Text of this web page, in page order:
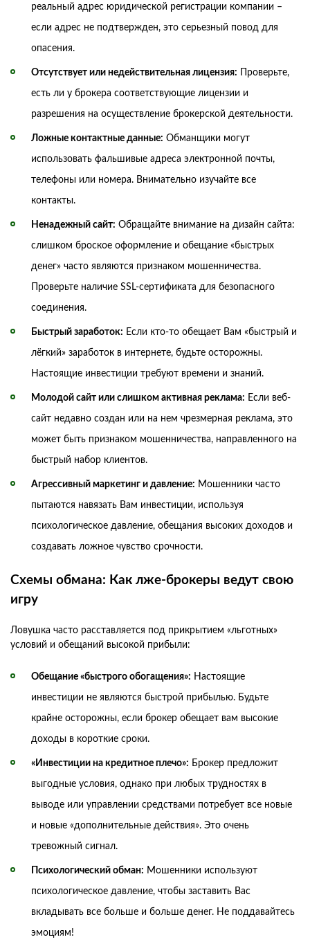
реальный адрес юридической регистрации компании –
если адрес не подтвержден, это серьезный повод для
опасения.
Отсутствует или недействительная лицензия: Проверьте,
есть ли у брокера соответствующие лицензии и
разрешения на осуществление брокерской деятельности.
Ложные контактные данные: Обманщики могут
использовать фальшивые адреса электронной почты,
телефоны или номера. Внимательно изучайте все
контакты.
Ненадежный сайт: Обращайте внимание на дизайн сайта:
слишком броское оформление и обещание «быстрых
денег» часто являются признаком мошенничества.
Проверьте наличие SSL-сертификата для безопасного
соединения.
Быстрый заработок: Если кто-то обещает Вам «быстрый и
лёгкий» заработок в интернете, будьте осторожны.
Настоящие инвестиции требуют времени и знаний.
Молодой сайт или слишком активная реклама: Если веб-
сайт недавно создан или на нем чрезмерная реклама, это
может быть признаком мошенничества, направленного на
быстрый набор клиентов.
Агрессивный маркетинг и давление: Мошенники часто
пытаются навязать Вам инвестиции, используя
психологическое давление, обещания высоких доходов и
создавать ложное чувство срочности.
Схемы обмана: Как лже-брокеры ведут свою
игру
Ловушка часто расставляется под прикрытием «льготных»
условий и обещаний высокой прибыли:
Обещание «быстрого обогащения»: Настоящие
инвестиции не являются быстрой прибылью. Будьте
крайне осторожны, если брокер обещает вам высокие
доходы в короткие сроки.
«Инвестиции на кредитное плечо»: Брокер предложит
выгодные условия, однако при любых трудностях в
выводе или управлении средствами потребует все новые
и новые «дополнительные действия». Это очень
тревожный сигнал.
Психологический обман: Мошенники используют
психологическое давление, чтобы заставить Вас
вкладывать все больше и больше денег. Не поддавайтесь
эмоциям!